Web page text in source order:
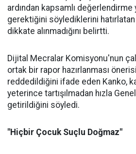
ardından kapsamlı değerlendirme
gerektiğini söylediklerini
dikkate alınmadığını belirtti.
Dijital Mecralar Komisyonu'nun
ortak bir rapor hazırlanması
reddedildiğini ifade eden Kanko,
yeterince tartışılmadan hızla
getirildiğini söyledi.
"Hiçbir Çocuk Suçlu Doğmaz"